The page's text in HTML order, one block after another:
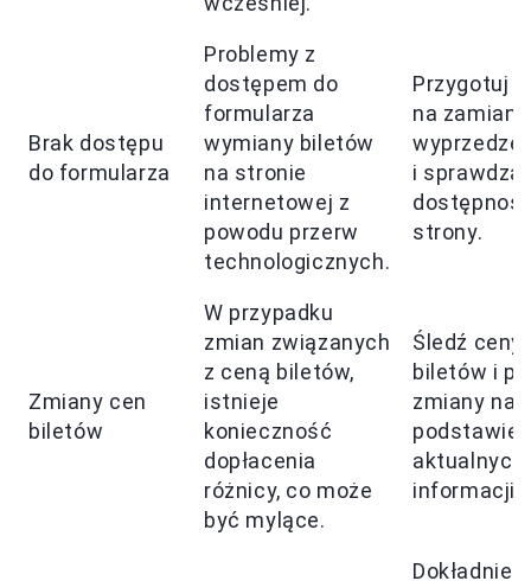
Brak dostępu
do formularza
Problemy z
dostępem do
formularza
wymiany biletów
na stronie
internetowej z
powodu przerw
technologicznych.
Przygotuj
na
i sprawdzaj
strony.
Zmiany cen
biletów
W przypadku
zmian związanych
z ceną biletów,
istnieje
konieczność
dopłacenia
różnicy, co może
być mylące.
Śledź ceny
biletów i
zmiany na
podstawie
aktualnych
informacji.
Dokładnie